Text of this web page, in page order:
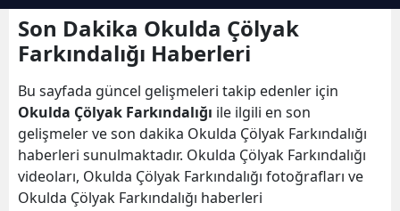
Bilecik
Bingöl
Bitlis
Bolu
Burdur
Bursa
Son Dakika Okulda Çölyak
Farkındalığı Haberleri
Bu sayfada güncel gelişmeleri takip edenler için
Okulda Çölyak Farkındalığı ile ilgili en son
gelişmeler ve son dakika Okulda Çölyak Farkındalığı
haberleri sunulmaktadır. Okulda Çölyak Farkındalığı
videoları, Okulda Çölyak Farkındalığı fotoğrafları ve
Okulda Çölyak Farkındalığı haberleri